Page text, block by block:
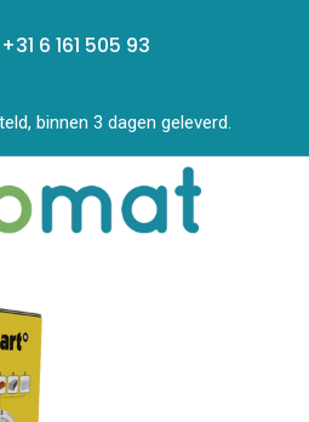
+31 6 161 505 93
binnen 3 dagen geleverd.